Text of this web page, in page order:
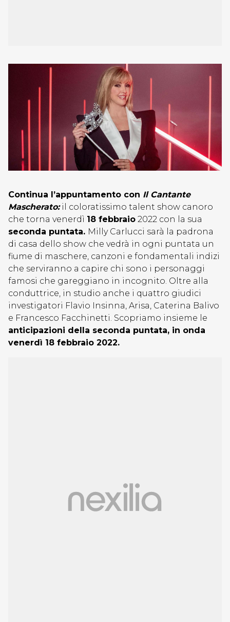
Continua l’appuntamento con Il Cantante
Mascherato:il coloratissimo talent show canoro
che torna venerdì 18 febbraio 2022 con la sua
seconda puntata. Milly Carlucci sarà la padrona
di casa dello show che vedrà in ogni puntata un
fiume di maschere, canzoni e fondamentali indizi
che serviranno a capire chi sono i personaggi
famosi che gareggiano in incognito. Oltre alla
conduttrice, in studio anche i quattro giudici
investigatori Flavio Insinna, Arisa, Caterina Balivo
e Francesco Facchinetti. Scopriamo insieme le
anticipazioni della seconda puntata, in onda
venerdì 18 febbraio 2022.